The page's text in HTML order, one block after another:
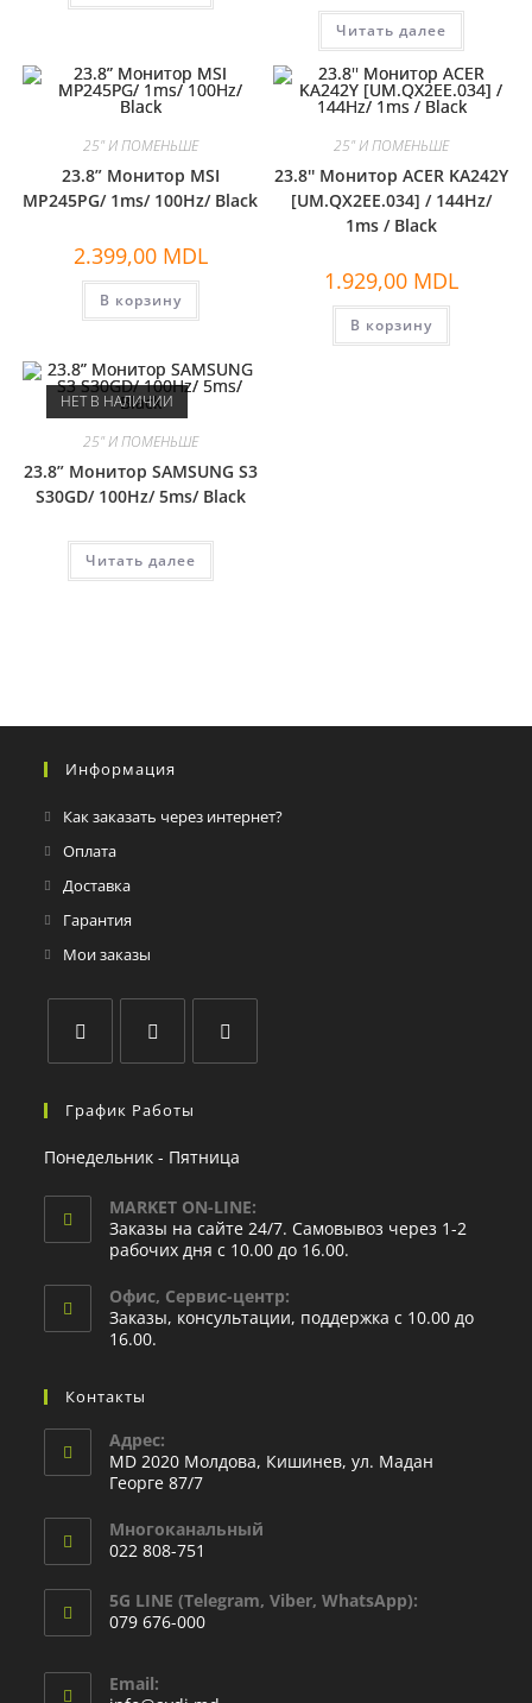
Читать далее
25" И ПОМЕНЬШЕ
23.8” Монитор MSI
MP245PG/ 1ms/ 100Hz/ Black
2.399,00 MDL
В корзину
25" И ПОМЕНЬШЕ
23.8'' Монитор ACER KA242Y
[UM.QX2EE.034] / 144Hz/
1ms / Black
1.929,00 MDL
В корзину
НЕТ В НАЛИЧИИ
25" И ПОМЕНЬШЕ
23.8” Монитор SAMSUNG S3
S30GD/ 100Hz/ 5ms/ Black
Читать далее
Информация
Как заказать через интернет?
Оплата
Доставка
Гарантия
Мои заказы
График Работы
Понедельник - Пятница
MARKET ON-LINE:
Заказы на сайте 24/7. Самовывоз через 1-2
рабочих дня с 10.00 до 16.00.
Офис, Сервис-центр:
Заказы, консультации, поддержка с 10.00 до
16.00.
Контакты
Адрес:
MD 2020 Молдова, Кишинев, ул. Мадан
Георге 87/7
Многоканальный
022 808-751
5G LINE (Telegram, Viber, WhatsApp):
079 676-000
Email: